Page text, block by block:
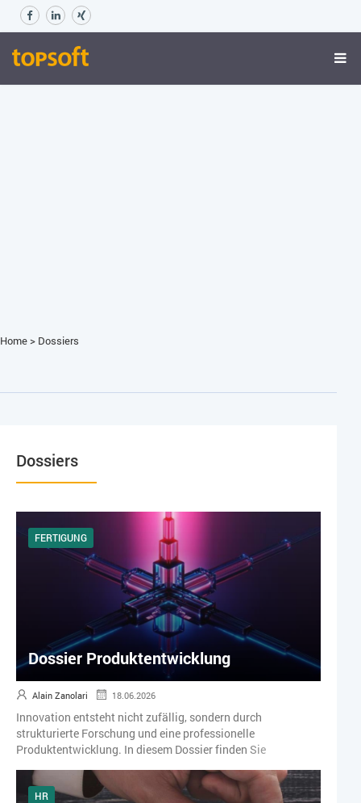
Home> Dossiers
Dossiers
FERTIGUNG
Dossier Produktentwicklung
Alain Zanolari 18.06.2026
Innovation entsteht nicht zufällig, sondern durch
strukturierte Forschung und eine professionelle
Produktentwicklung. In diesem Dossier finden Sie
F&E‑Ansätze und die digitale Produktentwicklung.
HR